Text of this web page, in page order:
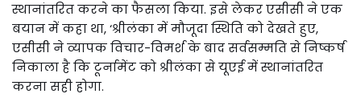
स्थानांतरित करने का फैसला किया. इसे लेकर एसीसी ने एक
बयान में कहा था, ‘श्रीलंका में मौजूदा स्थिति को देखते हुए,
एसीसी ने व्यापक विचार-विमर्श के बाद सर्वसम्मति से निष्कर्ष
निकाला है कि टूर्नामेंट को श्रीलंका से यूएई में स्थानांतरित
करना सही होगा.